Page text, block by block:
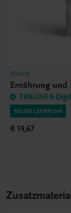
Bildung
Ernährung und
TRAUNER-
NEUER LEHRPLAN
€ 19,67